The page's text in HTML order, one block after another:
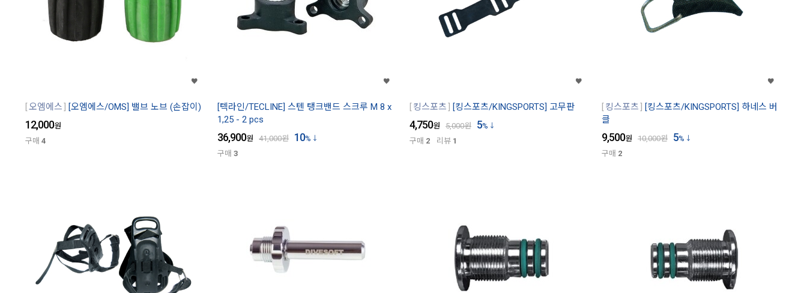
오엠에스 [오엠에스/OMS] 밸브 노브 (손잡이)
12,000원
구매 4
[텍라인/TECLINE] 스텐 탱크밴드 스크루 M 8 x
1,25 - 2 pcs
36,900원 41,000원 10%
구매 3
킹스포츠 [킹스포츠/KINGSPORTS] 고무판
4,750원 5,000원 5%
구매 2 리뷰 1
킹스포츠
[킹스포츠/KINGSPORTS] 하네스 버
클
9,500원 10,000원 5%
구매 2